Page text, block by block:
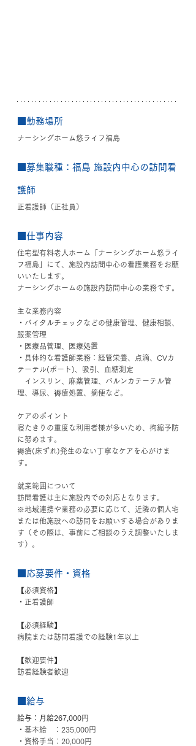
■勤務場所
ナーシングホーム悠ライフ福島
■募集職種：福島 施設内中心の訪問看
護師
正看護師（正社員）
■仕事内容
住宅型有料老人ホーム「ナーシングホーム悠ライ
フ福島」
にて、施設内訪問中心の看護業務をお願
いいたします。
ナーシングホームの施設内訪問中心の業務です。
主な業務内容
・バイタルチェックなどの健康管理、健康相談、
服薬管理
・医療品管理、医療処置
・具体的な看護師業務：経管栄養、点滴、CVカ
テーテル(ポート)、吸引、血糖測定
インスリン、麻薬管理、バルンカテーテル管
理、導尿、褥瘡処置、摘便など。
ケアのポイント
寝たきりの重度な利用者様が多いため、拘縮予防
に努めます。
褥瘡(床ずれ)発生のない丁寧なケアを心がけま
す。
就業範囲について
訪問看護は主に施設内での対応となります。
※地域連携や業務の必要に応じて、近隣の個人宅
または他施設への訪問をお願いする場合がありま
す（その際は、事前にご相談のうえ調整いたしま
す）。
■応募要件・資格
【必須資格】
・正看護師
【必須経験】
病院または訪問看護での経験1年以上
【歓迎要件】
訪看経験者歓迎
■給与
給与：月給267,000円
・基本給　：235,000円
・資格手当：20,000円